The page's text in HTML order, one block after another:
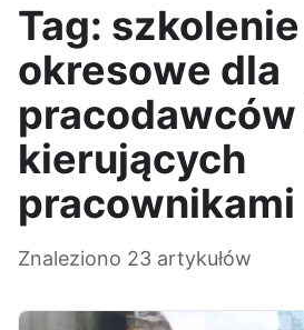
Tag: szkolenie
okresowe dla
pracodawców
kierujących
pracownikami
Znaleziono 23 artykułów